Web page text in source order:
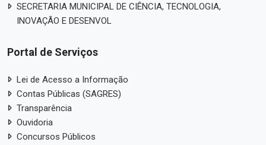
SECRETARIA MUNICIPAL DE CIÊNCIA, TECNOLOGIA,
INOVAÇÃO E DESENVOL
Portal de Serviços
Lei de Acesso a Informação
Contas Públicas (SAGRES)
Transparência
Ouvidoria
Concursos Públicos